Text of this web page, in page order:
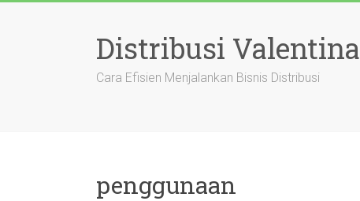
Distribusi Valentina
Cara Efisien Menjalankan Bisnis Distribusi
penggunaan